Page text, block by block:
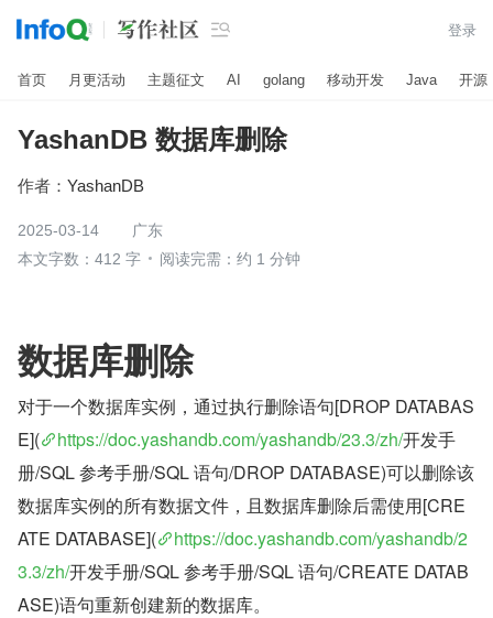
 登录
首页 月更活动 主题征文 AI golang 移动开发 Java 开源
YashanDB 数据库删除
作者： YashanDB
2025-03-14
广东
本文字数：412 字
阅读完需：约 1 分钟
数据库删除
对于一个数据库实例，通过执行删除语句[DROP DATABAS
E](
https://doc.yashandb.com/yashandb/23.3/zh/开发手
册/SQL 参考手册/SQL 语句/DROP DATABASE)可以删除该
数据库实例的所有数据文件，且数据库删除后需使用[CRE
ATE DATABASE](
https://doc.yashandb.com/yashandb/2
3.3/zh/开发手册/SQL 参考手册/SQL 语句/CREATE DATAB
ASE)语句重新创建新的数据库。